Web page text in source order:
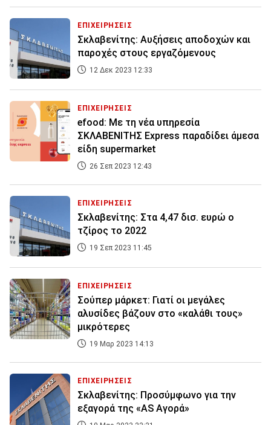
ΕΠΙΧΕΙΡΗΣΕΙΣ
Σκλαβενίτης: Αυξήσεις αποδοχών και
παροχές στους εργαζόμενους
12 Δεκ 2023 12:33
ΕΠΙΧΕΙΡΗΣΕΙΣ
efood: Με τη νέα υπηρεσία
ΣΚΛΑΒΕΝΙΤΗΣ Express παραδίδει άμεσα
είδη supermarket
26 Σεπ 2023 12:43
ΕΠΙΧΕΙΡΗΣΕΙΣ
Σκλαβενίτης: Στα 4,47 δισ. ευρώ ο
τζίρος το 2022
19 Σεπ 2023 11:45
ΕΠΙΧΕΙΡΗΣΕΙΣ
Σούπερ μάρκετ: Γιατί οι μεγάλες
αλυσίδες βάζουν στο «καλάθι τους»
μικρότερες
19 Μαρ 2023 14:13
ΕΠΙΧΕΙΡΗΣΕΙΣ
Σκλαβενίτης: Προσύμφωνο για την
εξαγορά της «AS Αγορά»